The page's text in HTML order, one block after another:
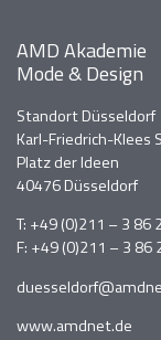
AMD Akademie
Mode & Design
Standort Düsseldorf
Karl-Friedrich-Klees
Platz der Ideen
40476 Düsseldorf
T: +49 (0)211 – 3 86
F: +49 (0)211 – 3 86
www.amdnet.de